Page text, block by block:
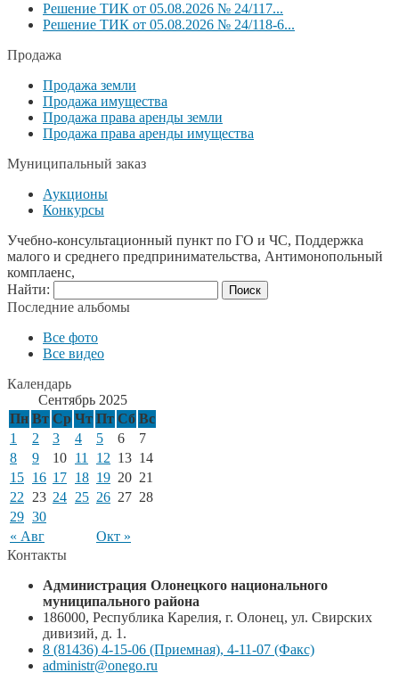
Решение ТИК от 05.08.2026 № 24/117...
Решение ТИК от 05.08.2026 № 24/118-6...
Продажа
Продажа земли
Продажа имущества
Продажа права аренды земли
Продажа права аренды имущества
Муниципальный заказ
Аукционы
Конкурсы
Учебно-консультационный пункт по ГО и ЧС, Поддержка
малого и среднего предпринимательства, Антимонопольный
комплаенс,
Найти:
Последние альбомы
Все фото
Все видео
Календарь
Сентябрь 2025
Пн Вт Ср Чт Пт Сб Вс
« Авг Окт »
1 2 3 4 5 6
7
8
9 10 11 12 13 14
15 16 17 18 19 20 21
22 23 24 25 26 27 28
29 30
Контакты
Администрация Олонецкого национального
муниципального района
186000, Республика Карелия, г. Олонец, ул. Свирских
дивизий, д. 1.
8 (81436) 4-15-06 (Приемная), 4-11-07 (Факс)
administr@onego.ru